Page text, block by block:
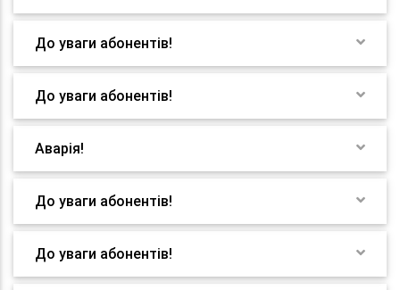
До уваги абонентів!
До уваги абонентів!
Аварія!
До уваги абонентів!
До уваги абонентів!